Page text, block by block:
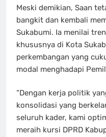
Meski demikian, Saan
bangkit dan kembali
Sukabumi. Ia menilai
khususnya di Kota
perkembangan yang
modal menghadapi
“Dengan kerja politik
konsolidasi yang
seluruh kader, kami
meraih kursi DPRD